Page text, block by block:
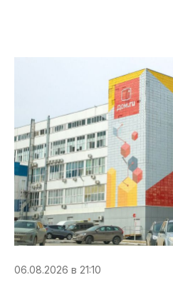
06.08.2026 в 21:10